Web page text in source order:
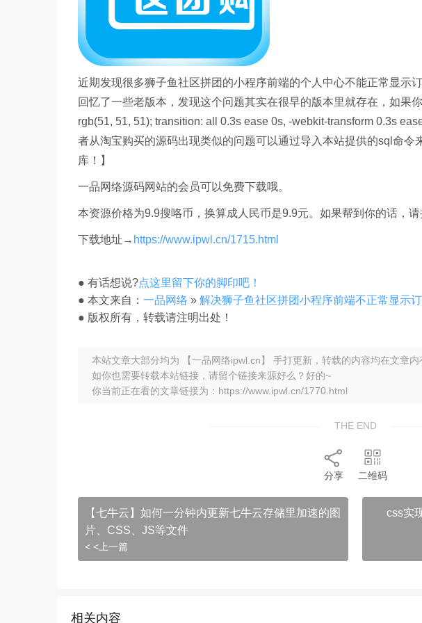
近期发现很多狮子鱼社区拼团的小程序前端的个人中心不能正常显示
回忆了一些老版本，发现这个问题其实在很早的版本里就存在，如果
rgb(51, 51, 51); transition: all 0.3s ease 0s, -webkit-transform 0.3s
者从淘宝购买的源码出现类似的问题可以通过导入本站提供的sql命令
库！】
一品网络源码网站的会员可以免费下载哦。
本资源价格为9.9搜咯币，换算成人民币是9.9元。如果帮到你的话，请
下载地址→ https://www.ipwl.cn/1715.html
● 有话想说?点这里留下你的脚印吧！
● 本文来自： 一品网络 » 解决狮子鱼社区拼团小程序前端不正常显示
● 版权所有，转载请注明出处！
本站文章大部分均为 【一品网络ipwl.cn】 手打更新，转载的内容均在文章内
如你也需要转载本站链接，请留个链接来源好么？好的~
你当前正在看的文章链接为：https://www.ipwl.cn/1770.html
THE END
分享 二维码
【七牛云】如何一分钟内更新七牛云存储里加速的图
片、CSS、JS等文件
< <上一篇
css实
相关内容